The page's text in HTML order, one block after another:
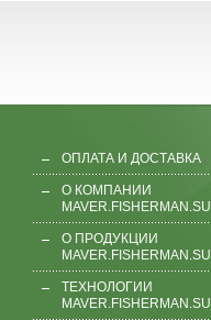
ОПЛАТА И ДОСТАВКА
О КОМПАНИИ
MAVER.FISHERMAN.SU
О ПРОДУКЦИИ
MAVER.FISHERMAN.SU
ТЕХНОЛОГИИ
MAVER.FISHERMAN.SU